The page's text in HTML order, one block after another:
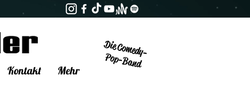
Kontakt Mehr
Die Comedy-
Pop-Band